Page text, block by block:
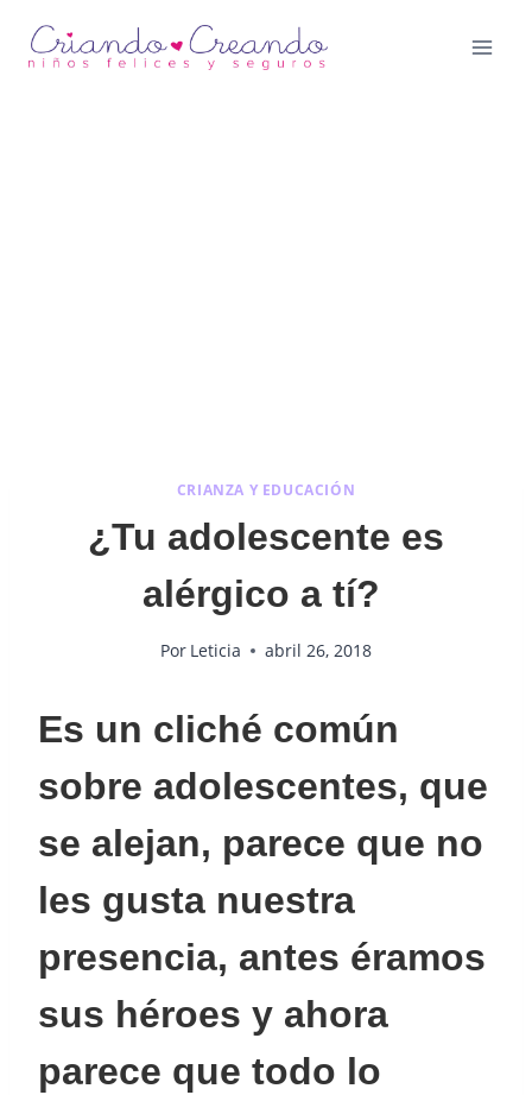
CRIANZA Y EDUCACIÓN
¿Tu adolescente es
alérgico a tí?
Por Leticia abril 26, 2018
Es un cliché común
sobre adolescentes, que
se alejan, parece que no
les gusta nuestra
presencia, antes éramos
sus héroes y ahora
parece que todo lo